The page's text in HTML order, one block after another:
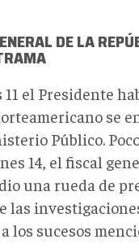
DE LA
el Presidente
se
Público.
14, el fiscal
una rueda de
las
los sucesos